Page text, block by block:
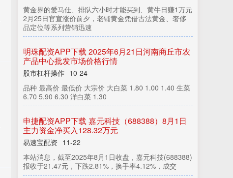
黄金界的爱马仕、排队六小时才能买到、黄牛日赚1万元
2月25日官宣涨价前夕，老铺黄金凭借古法黄金、奢侈
品定位等系列营销迅速
明珠配资APP下载 2025年6月21日河南商丘市农
产品中心批发市场价格行情
股市杠杆操作 10-24
品种 最高价 最低价 大宗价 大白菜 1.80 1.00 1.40 生菜
6.70 5.90 6.30 洋白菜 1.30
申捷配资APP下载 嘉元科技（688388）8月1日
主力资金净买入128.32万元
易速宝配资 11-22
本站消息，截至2025年8月1日收盘，嘉元科技(688388)
报收于21.47元，下跌2.81%，换手率4.12%，成交